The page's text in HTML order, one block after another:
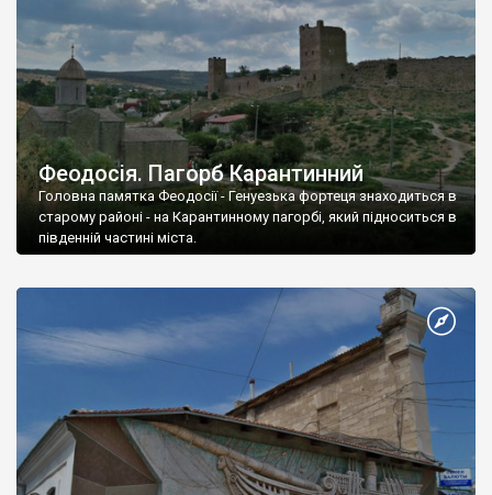
Феодосія. Пагорб Карантинний
Головна памятка Феодосії - Генуезька фортеця знаходиться в
старому районі - на Карантинному пагорбі, який підноситься в
південній частині міста.